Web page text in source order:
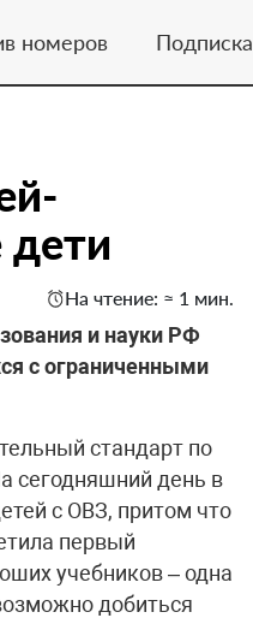
номеров Подписка
дети
На чтение: ≈ 1 мин.
и науки РФ
с ограниченными
стандарт по
сегодняшний день в
с ОВЗ, притом что
первый
учебников – одна
добиться